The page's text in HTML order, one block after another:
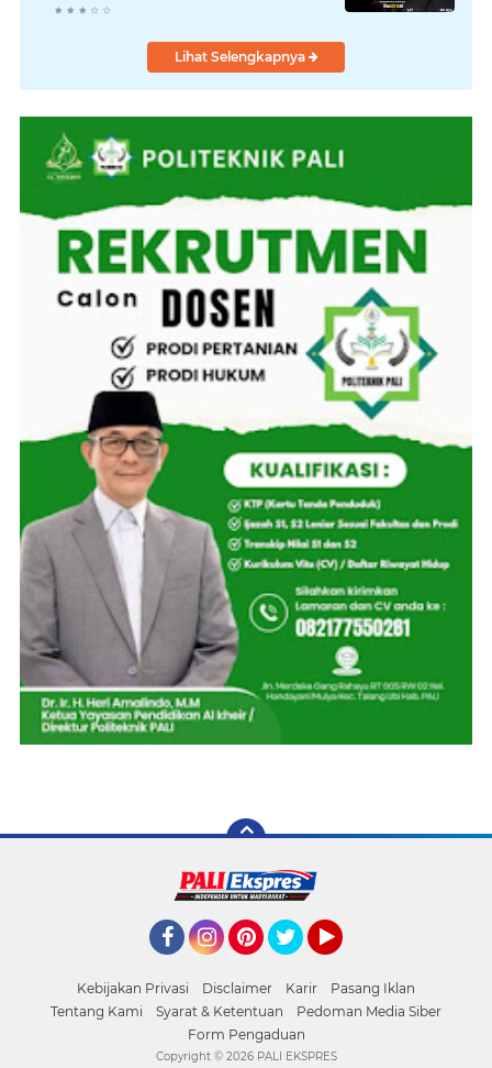
Lihat Selengkapnya
Kebijakan Privasi Disclaimer Karir
Pasang Iklan
Tentang Kami
Syarat & Ketentuan
Pedoman Media Siber
Form Pengaduan
Copyright © 2026 PALI EKSPRES